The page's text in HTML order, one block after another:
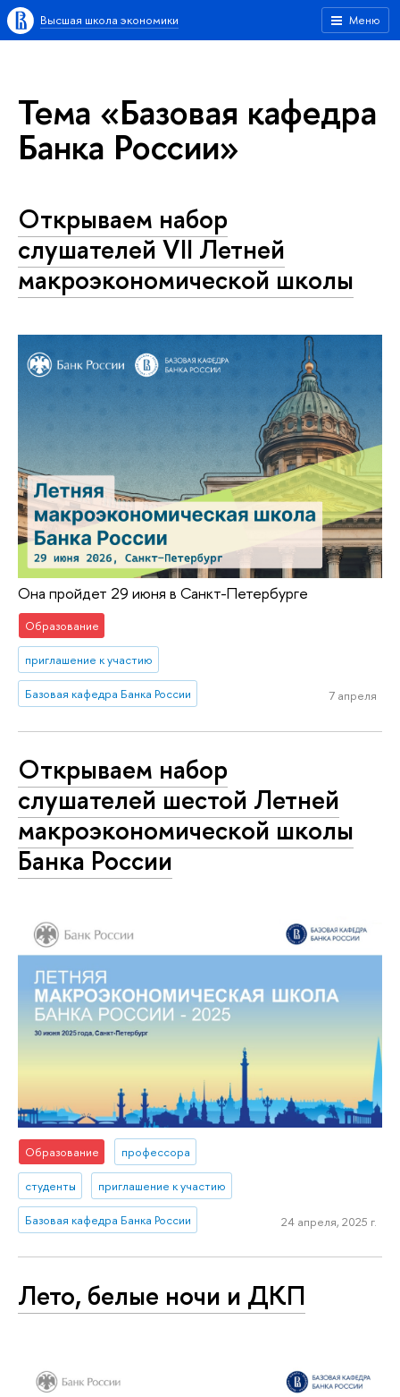
Меню
Высшая школа экономики
Тема «Базовая кафедра
Банка России»
Открываем набор
слушателей VII Летней
макроэкономической школы
Она пройдет 29 июня в Санкт-Петербурге
Образование
приглашение к участию
Базовая кафедра Банка России 7 апреля
Открываем набор
слушателей шестой Летней
макроэкономической школы
Банка России
Образование профессора
студенты приглашение к участию
Базовая кафедра Банка России 24 апреля, 2025 г.
Лето, белые ночи и ДКП